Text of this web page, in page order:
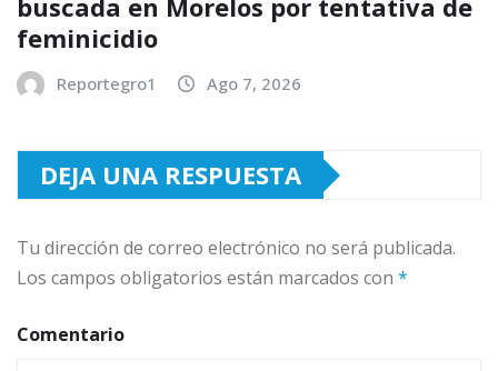
buscada en Morelos por tentativa de
feminicidio
Reportegro1 Ago 7, 2026
DEJA UNA RESPUESTA
Tu dirección de correo electrónico no será publicada.
Los campos obligatorios están marcados con *
Comentario